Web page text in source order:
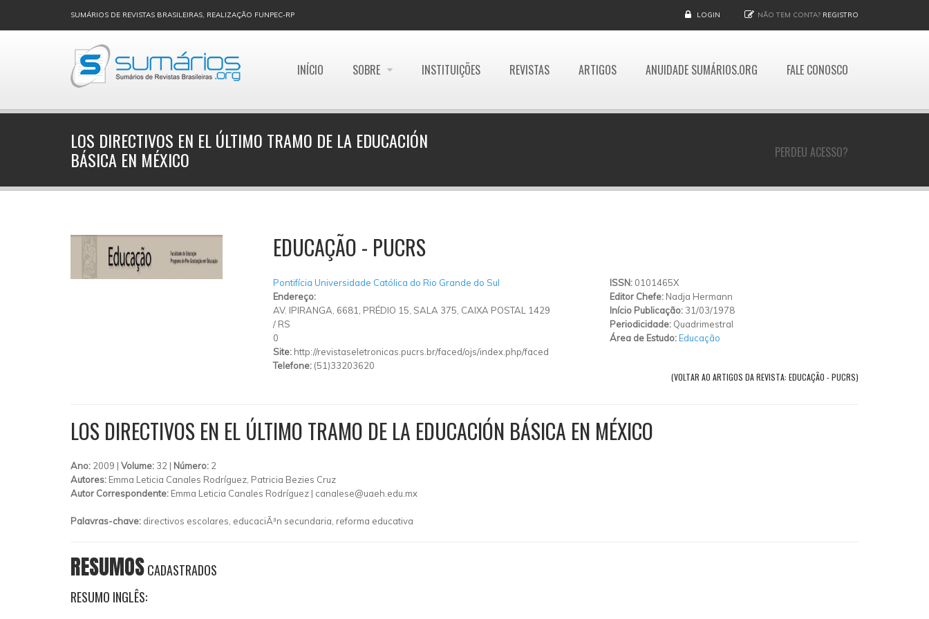
SUMÁRIOS DE REVISTAS BRASILEIRAS, REALIZAÇÃO FUNPEC-RP LOGIN NÃO TEM CONTA? REGISTRO
INÍCIO SOBRE INSTITUIÇÕES REVISTAS ARTIGOS ANUIDADE SUMÁRIOS.ORG FALE CONOSCO
PERDEU ACESSO?
LOS DIRECTIVOS EN EL ÚLTIMO TRAMO DE LA EDUCACIÓN
BÁSICA EN MÉXICO
EDUCAÇÃO - PUCRS
Pontifícia Universidade Católica do Rio Grande do Sul
Endereço:
AV. IPIRANGA, 6681, PRÉDIO 15, SALA 375, CAIXA POSTAL 1429
/ RS
0
Site: http://revistaseletronicas.pucrs.br/faced/ojs/index.php/faced
Telefone: (51)33203620
ISSN: 0101465X
Editor Chefe: Nadja Hermann
Início Publicação: 31/03/1978
Periodicidade: Quadrimestral
Área de Estudo:Educação
(VOLTAR AO ARTIGOS DA REVISTA: EDUCAÇÃO - PUCRS)
LOS DIRECTIVOS EN EL ÚLTIMO TRAMO DE LA EDUCACIÓN BÁSICA EN MÉXICO
Ano: 2009 | Volume: 32 | Número: 2
Autores: Emma Leticia Canales Rodríguez, Patricia Bezies Cruz
Autor Correspondente: Emma Leticia Canales Rodríguez | canalese@uaeh.edu.mx
Palavras-chave: directivos escolares, educaciÃ³n secundaria, reforma educativa
RESUMOSCADASTRADOS
RESUMO INGLÊS: